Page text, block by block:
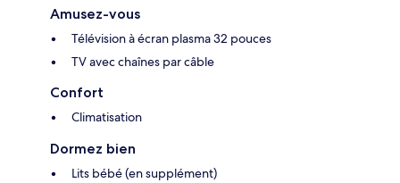
Amusez-vous
Télévision à écran plasma 32 pouces
TV avec chaînes par câble
Confort
Climatisation
Dormez bien
Lits bébé (en supplément)